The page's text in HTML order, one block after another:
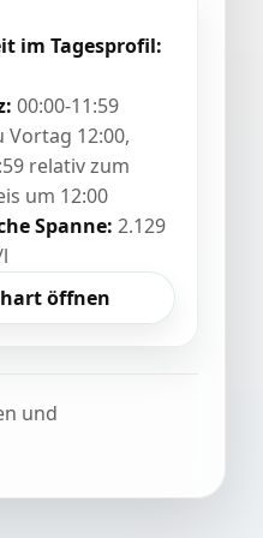
im Tagesprofil:
00:00-11:59
Vortag 12:00,
relativ zum
um 12:00
Spanne: 2.129
öffnen
und